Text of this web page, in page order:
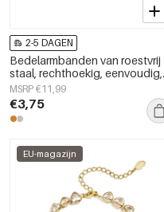
2-5 DAGEN
Bedelarmbanden van roestvrij
staal, rechthoekig, eenvoudig,
geschikt voor dagelijks gebruik,
Simple Series, damessieraden
MSRP €11,99
€3,75
EU-magazijn